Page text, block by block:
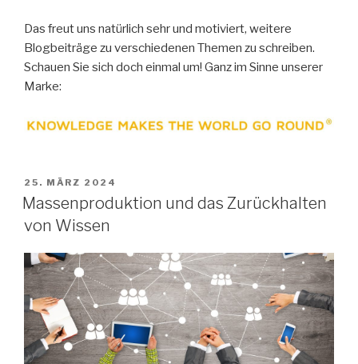
Das freut uns natürlich sehr und motiviert, weitere
Blogbeiträge zu verschiedenen Themen zu schreiben.
Schauen Sie sich doch einmal um! Ganz im Sinne unserer
Marke:
VERÖFFENTLICHT
AM
25. MÄRZ 2024
Massenproduktion und das Zurückhalten
von Wissen